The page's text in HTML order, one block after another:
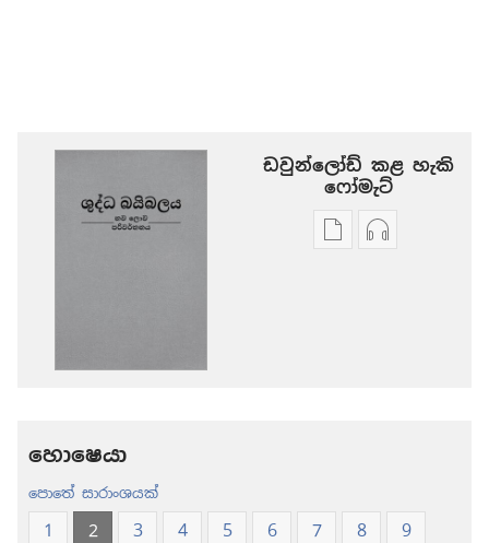
ඩවුන්ලෝඩ් කළ හැකි
‍‍ෆෝමැට්
ප්‍රකාශන
(2024
ඕඩියෝ
(2024
හොෂෙයා
පොතේ සාරාංශයක්
1 2 3 4 5 6 7 8
9